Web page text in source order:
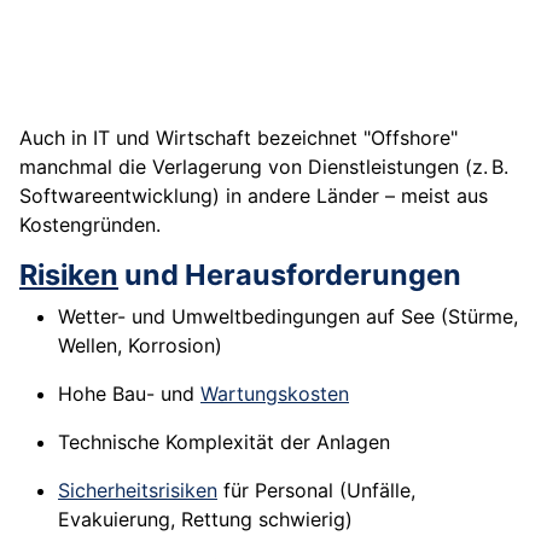
Auch in IT und Wirtschaft bezeichnet "Offshore"
manchmal die Verlagerung von Dienstleistungen (z. B.
Softwareentwicklung) in andere Länder – meist aus
Kostengründen.
Risiken und Herausforderungen
Wetter- und Umweltbedingungen auf See (Stürme,
Wellen, Korrosion)
Hohe Bau- und Wartungskosten
Technische Komplexität der Anlagen
Sicherheitsrisiken für Personal (Unfälle,
Evakuierung, Rettung schwierig)